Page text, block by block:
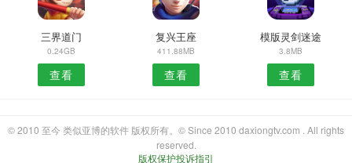
三界道门
0.24GB
查看
复兴王座
411.88MB
查看
模版灵剑迷途
3.8MB
查看
© 2010 至今 类似亚博的软件 版权所有。© Since 2010 daxiongtv.com . All rights
reserved.
版权保护投诉指引